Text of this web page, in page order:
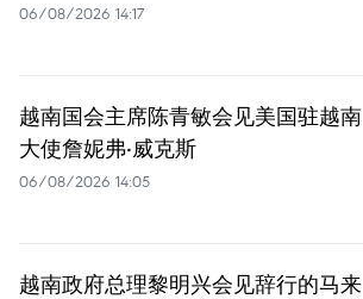
06/08/2026 14:17
越南国会主席陈青敏会见美国驻越南
大使詹妮弗·威克斯
06/08/2026 14:05
越南政府总理黎明兴会见辞行的马来